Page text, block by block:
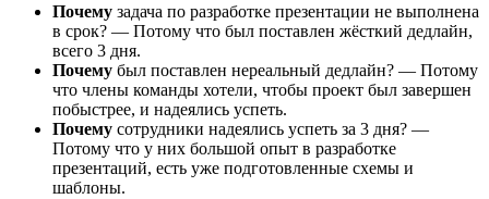
Почему задача по разработке презентации не выполнена
в срок? — Потому что был поставлен жёсткий дедлайн,
всего 3 дня.
Почему был поставлен нереальный дедлайн? — Потому
что члены команды хотели, чтобы проект был завершен
побыстрее, и надеялись успеть.
Почему сотрудники надеялись успеть за 3 дня? —
Потому что у них большой опыт в разработке
презентаций, есть уже подготовленные схемы и
шаблоны.